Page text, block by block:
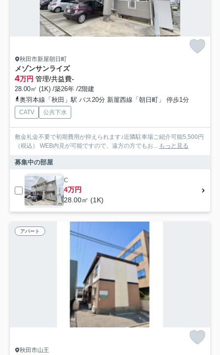
秋田市新屋朝日町
メゾンサンライズ
4万円 管理/共益費-
28.00㎡ (1K) /築26年 /2階建
奥羽本線「秋田」駅 バス20分 新屋西線「朝日町」 停歩1分
CATV 公共下水
敷金礼金不要で初期費用が抑えられます♪近隣駐車場ご紹介可能5,500円
（税込） WEB内見が可能ですので、遠方の方でもお... もっと見る
募集中の部屋
C
4万円
28.00㎡ (1K)
アパート
秋田市山王